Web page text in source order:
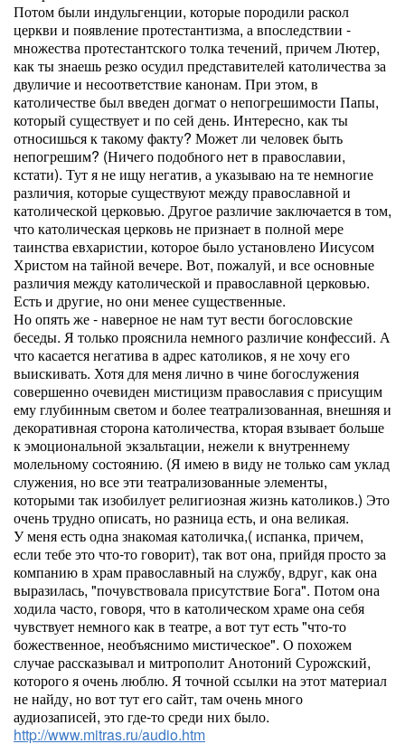
Потом были индульгенции, которые породили раскол
церкви и появление протестантизма, а впоследствии -
множества протестантского толка течений, причем Лютер,
как ты знаешь резко осудил представителей католичества за
двуличие и несоответствие канонам. При этом, в
католичестве был введен догмат о непогрешимости Папы,
который существует и по сей день. Интересно, как ты
относишься к такому факту? Может ли человек быть
непогрешим? (Ничего подобного нет в православии,
кстати). Тут я не ищу негатив, а указываю на те немногие
различия, которые существуют между православной и
католической церковью. Другое различие заключается в том,
что католическая церковь не признает в полной мере
таинства евхаристии, которое было установлено Иисусом
Христом на тайной вечере. Вот, пожалуй, и все основные
различия между католической и православной церковью.
Есть и другие, но они менее существенные.
Но опять же - наверное не нам тут вести богословские
беседы. Я только прояснила немного различие конфессий. А
что касается негатива в адрес католиков, я не хочу его
выискивать. Хотя для меня лично в чине богослужения
совершенно очевиден мистицизм православия с присущим
ему глубинным светом и более театрализованная, внешняя и
декоративная сторона католичества, кторая взывает больше
к эмоциональной экзальтации, нежели к внутреннему
молельному состоянию. (Я имею в виду не только сам уклад
служения, но все эти театрализованные элементы,
которыми так изобилует религиозная жизнь католиков.) Это
очень трудно описать, но разница есть, и она великая.
У меня есть одна знакомая католичка,( испанка, причем,
если тебе это что-то говорит), так вот она, прийдя просто за
компанию в храм православный на службу, вдруг, как она
выразилась, "почувствовала присутствие Бога". Потом она
ходила часто, говоря, что в католическом храме она себя
чувствует немного как в театре, а вот тут есть "что-то
божественное, необъяснимо мистическое". О похожем
случае рассказывал и митрополит Анотоний Сурожский,
которого я очень люблю. Я точной ссылки на этот материал
не найду, но вот тут его сайт, там очень много
аудиозаписей, это где-то среди них было.
http://www.mitras.ru/audio.htm